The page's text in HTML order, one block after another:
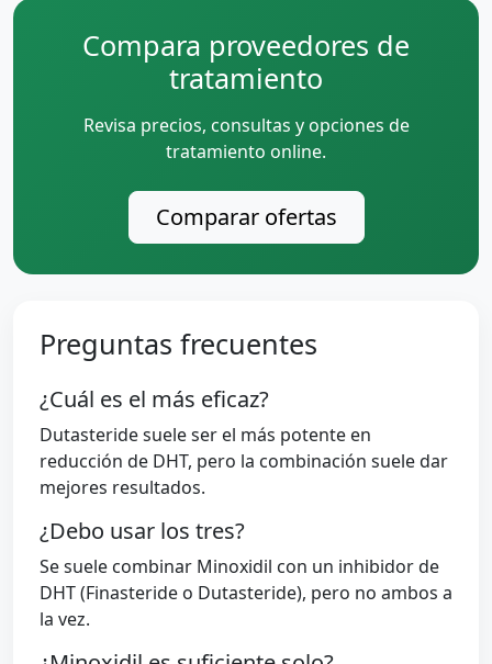
Compara proveedores de
tratamiento
Revisa precios, consultas y opciones de
tratamiento online.
Comparar ofertas
Preguntas frecuentes
¿Cuál es el más eficaz?
Dutasteride suele ser el más potente en
reducción de DHT, pero la combinación suele dar
mejores resultados.
¿Debo usar los tres?
Se suele combinar Minoxidil con un inhibidor de
DHT (Finasteride o Dutasteride), pero no ambos a
la vez.